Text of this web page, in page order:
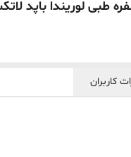
طبی لوریندا باپد
کاربران